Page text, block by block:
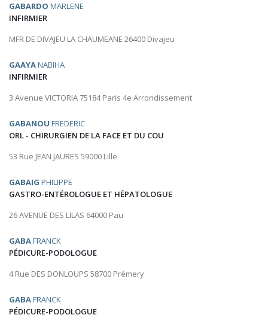
GABARDO MARLENE
INFIRMIER
MFR DE DIVAJEU LA CHAUMEANE 26400 Divajeu
GAAYANABIHA
INFIRMIER
3 Avenue VICTORIA 75184 Paris 4e Arrondissement
GABANOU FREDERIC
ORL - CHIRURGIEN DE LA FACE ET DU COU
53 Rue JEAN JAURES 59000 Lille
GABAIG PHILIPPE
GASTRO-ENTÉROLOGUE ET HÉPATOLOGUE
26 AVENUE DES LILAS 64000 Pau
GABAFRANCK
PÉDICURE-PODOLOGUE
4 Rue DES DONLOUPS 58700 Prémery
GABAFRANCK
PÉDICURE-PODOLOGUE